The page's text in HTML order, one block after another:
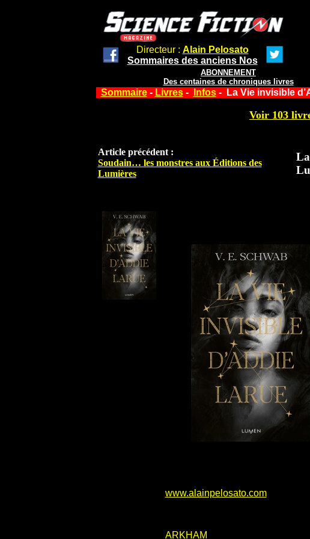
Directeur : Alain Pelosato
Sommaires des anciens Nos
ABONNEMENT
Des centaines de chroniques livres
Sommaire- Livres- Infos- La Vie invisible
Voir 103
Article précédent :
Soudain… les monstres aux Éditions des
Lumières
www.alainpelosato.com
ARKHAM